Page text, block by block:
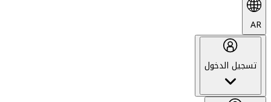
AR
تسجيل الدخول